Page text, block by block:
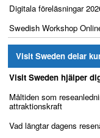
Digitala föreläsningar
Swedish Workshop
Visit Sweden delar
Visit Sweden hjälper
Måltiden som
attraktionskraft
Vad längtar dagens